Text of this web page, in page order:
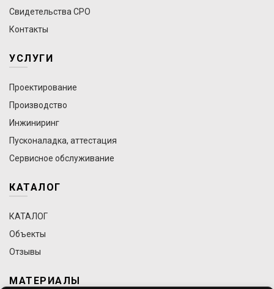
Свидетельства СРО
Контакты
УСЛУГИ
Проектирование
Производство
Инжиниринг
Пусконаладка, аттестация
Сервисное обслуживание
КАТАЛОГ
КАТАЛОГ
Объекты
Отзывы
МАТЕРИАЛЫ